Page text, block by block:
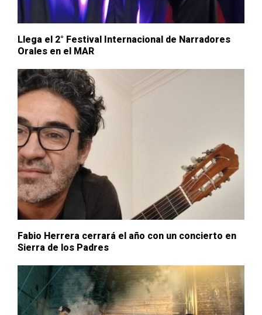
Llega el 2° Festival Internacional de Narradores
Orales en el MAR
Fabio Herrera cerrará el año con un concierto en
Sierra de los Padres